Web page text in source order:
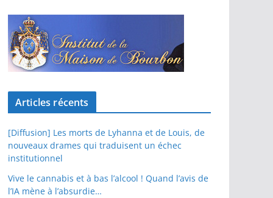
Articles récents
[Diffusion] Les morts de Lyhanna et de Louis, de
nouveaux drames qui traduisent un échec
institutionnel
Vive le cannabis et à bas l’alcool ! Quand l’avis de
l’IA mène à l’absurdie…